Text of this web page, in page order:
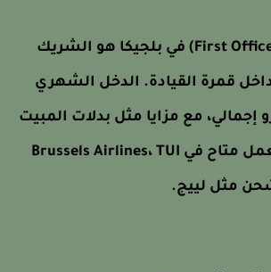
مساعد الطيار (First Officer) في بلجيكا هو الشريك
قمرة القيادة. الدخل الشهري
يورو إجمالي، مع مزايا مثل بدلات المبيت
وتذاكر السفر. العمل متاح في Brussels Airlines، TUI